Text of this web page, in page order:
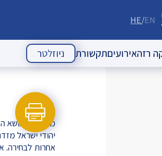
העם היהודי
HE EN
רזהאירועיםתקשורת ניוזלטר
יהודי ישראל
אחרות לבחירה.